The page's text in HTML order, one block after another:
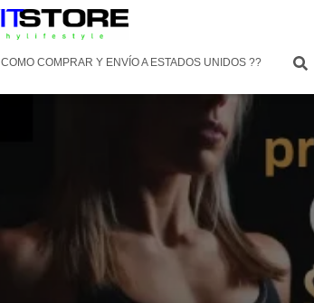
COMO COMPRAR Y ENVÍO A ESTADOS UNIDOS ??